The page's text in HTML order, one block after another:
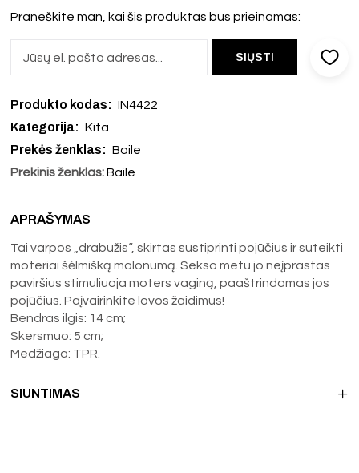
Praneškite man, kai šis produktas bus prieinamas:
Produkto kodas: IN4422
Kategorija: Kita
Prekės ženklas: Baile
Prekinis ženklas: Baile
APRAŠYMAS
Tai varpos „drabužis“, skirtas sustiprinti pojūčius ir suteikti
moteriai šėlmišką malonumą. Sekso metu jo neįprastas
paviršius stimuliuoja moters vaginą, paaštrindamas jos
pojūčius. Paįvairinkite lovos žaidimus!
Bendras ilgis: 14 cm;
Skersmuo: 5 cm;
Medžiaga: TPR.
SIUNTIMAS